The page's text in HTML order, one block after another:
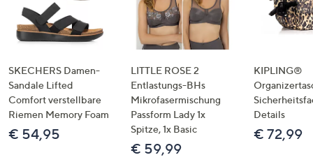
SKECHERS Damen-
Sandale Lifted
Comfort verstellbare
Riemen Memory Foam
€ 54,95
LITTLE ROSE 2
Entlastungs-BHs
Mikrofasermischung
Passform Lady 1x
Spitze, 1x Basic
€ 59,99
KIPLING®
Details
€ 72,99